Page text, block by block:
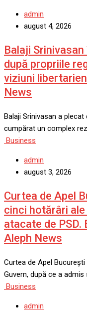
admin
august 4, 2026
Balaji
după propriile
viziuni
News
Balaji Srinivasan a
cumpărat un complex
Business
admin
august 3, 2026
Curtea de Apel
cinci hotărâri
atacate de
Aleph News
Curtea de Apel
Guvern, după ce a
Business
admin